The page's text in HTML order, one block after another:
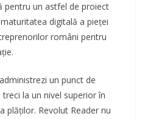
pentru un astfel de proiect
digitală a pieței
români pentru
un punct de
la un nivel superior în
plăților. Revolut Reader nu